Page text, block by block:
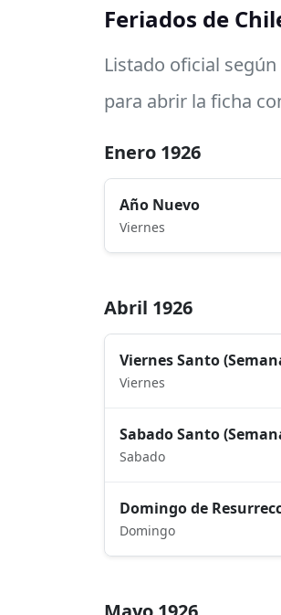
Feriados de
Listado oficial
para abrir la ficha
Enero 1926
Año Nuevo
Viernes
Abril 1926
Viernes Santo
Viernes
Sabado Santo
Sabado
Domingo de
Domingo